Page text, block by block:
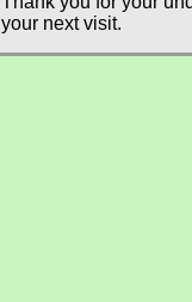
your next visit.